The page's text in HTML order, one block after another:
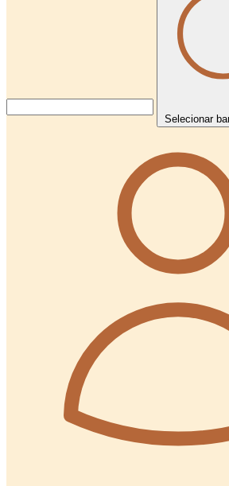
Selecionar